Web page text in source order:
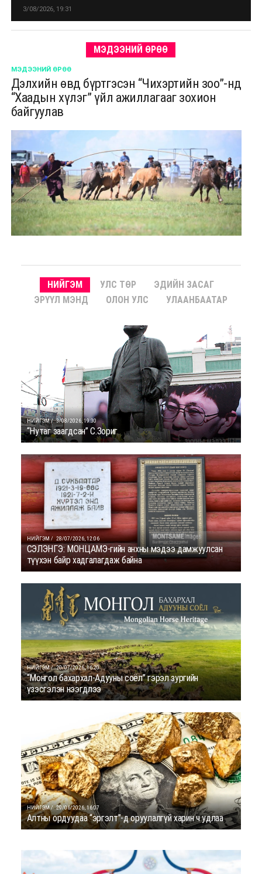
3/08/2026, 19:31
МЭДЭЭНИЙ ӨРӨӨ
МЭДЭЭНИЙ ӨРӨӨ
Дэлхийн өвд бүртгэсэн “Чихэртийн зоо”-нд
“Хаадын хүлэг” үйл ажиллагааг зохион
байгуулав
НИЙГЭМ УЛС ТӨР
ЭДИЙН ЗАСАГ
ЭРҮҮЛ МЭНД
ОЛОН УЛС УЛААНБААТАР
НИЙГЭМ / 3/08/2026, 19:30
“Нутаг заагдсан” С.Зориг
НИЙГЭМ / 28/07/2026, 12:06
СЭЛЭНГЭ: МОНЦАМЭ-гийн анхны мэдээ дамжуулсан
түүхэн байр хадгалагдаж байна
НИЙГЭМ / 20/07/2026, 16:20
“Монгол бахархал-Адууны соёл” гэрэл зургийн
үзэсгэлэн нээгдлээ
НИЙГЭМ / 29/06/2026, 16:07
Алтны ордуудаа “эргэлт”-д оруулалгүй харин ч удлаа